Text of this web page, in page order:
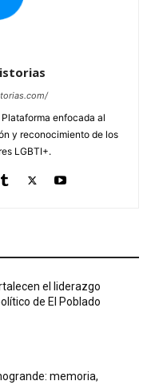
enfocada al
y reconocimiento de los
LGBTI+.
el liderazgo
de El Poblado
memoria,